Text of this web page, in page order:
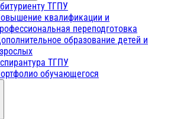
ТГПУ
квалификации и
переподготовка
образование детей и
ТГПУ
обучающегося